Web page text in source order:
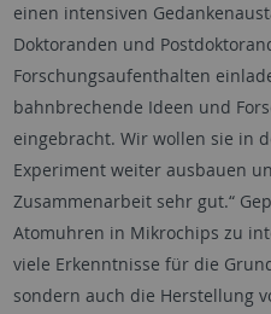
einen intensiven
Doktoranden und
Forschungsaufenthalten
bahnbrechende Ideen und
eingebracht. Wir wollen sie in
Experiment weiter ausbauen
Zusammenarbeit sehr gut.“
Atomuhren in Mikrochips zu
viele Erkenntnisse für die
sondern auch die Herstellung